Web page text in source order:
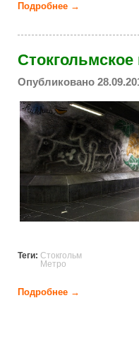
Подробнее →
Опубликовано
Теги: Стокгольм
Метро
Подробнее →